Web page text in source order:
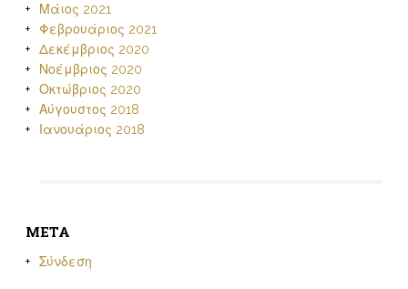
Μάιος 2021
Φεβρουάριος 2021
Δεκέμβριος 2020
Νοέμβριος 2020
Οκτώβριος 2020
Αύγουστος 2018
Ιανουάριος 2018
META
Σύνδεση